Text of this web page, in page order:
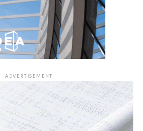
ADVERTISEMENT